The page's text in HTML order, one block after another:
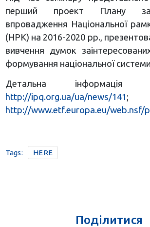
перший проект Плану
впровадження Національної
(НРК) на 2016-2020 рр.,
вивчення думок
формування національної системи
Детальна
http://ipq.org.ua/ua/news/141 ;
http://www.etf.europa.eu/web.nsf/
Tags: HERE
Поділитися